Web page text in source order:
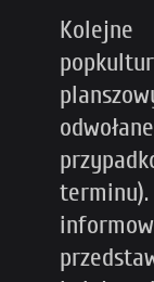
Kolejne